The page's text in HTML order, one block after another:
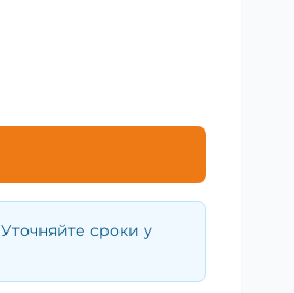
сроки у